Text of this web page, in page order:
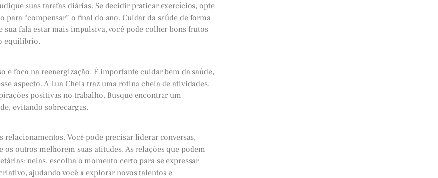
suas tarefas diárias. Se decidir praticar exercícios, opte
“compensar” o final do ano. Cuidar da saúde de forma
sua fala estar mais impulsiva, você pode colher bons frutos
equilíbrio.
e foco na reenergização. É importante cuidar bem da saúde,
aspecto. A Lua Cheia traz uma rotina cheia de atividades,
positivas no trabalho. Busque encontrar um
evitando sobrecargas.
relacionamentos. Você pode precisar liderar conversas,
outros melhorem suas atitudes. As relações que podem
nelas, escolha o momento certo para se expressar
ajudando você a explorar novos talentos e